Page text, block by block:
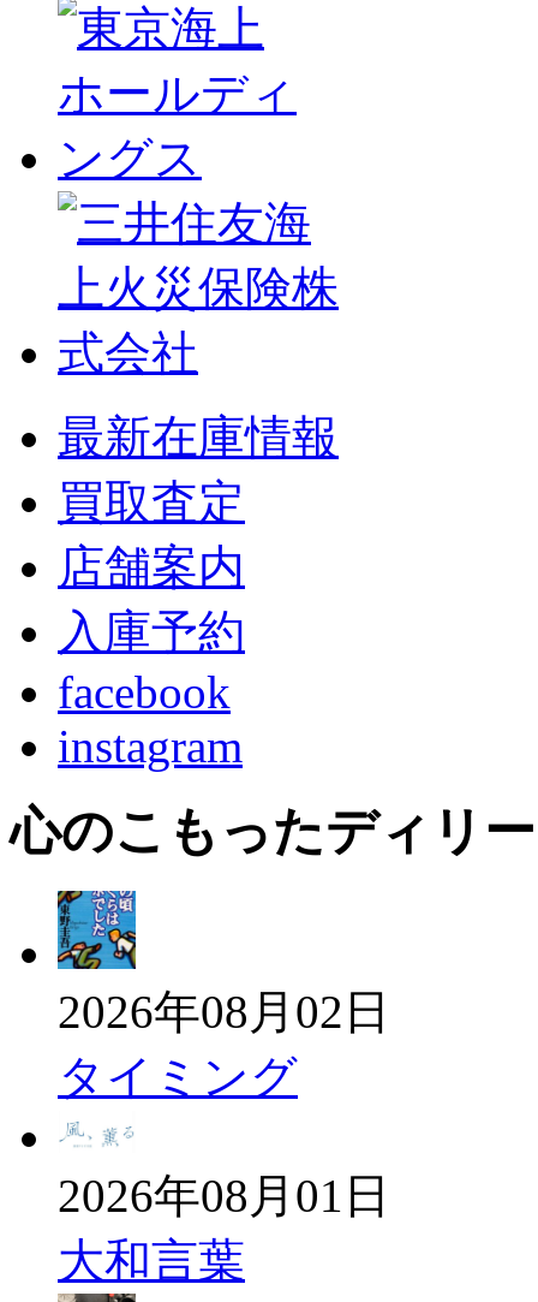
最新在庫情報
買取査定
店舗案内
入庫予約
facebook
instagram
心のこもったディリ
2026年08月02日
タイミング
2026年08月01日
大和言葉